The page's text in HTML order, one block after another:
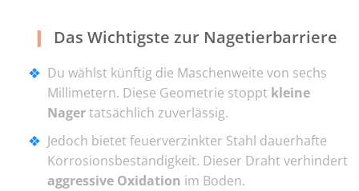
Das Wichtigste zur Nagetierbarriere
Du wählst künftig die Maschenweite von sechs
Millimetern. Diese Geometrie stoppt kleine
Nagertatsächlich zuverlässig.
Jedoch bietet feuerverzinkter Stahl dauerhafte
Korrosionsbeständigkeit. Dieser Draht verhindert
aggressive Oxidation im Boden.